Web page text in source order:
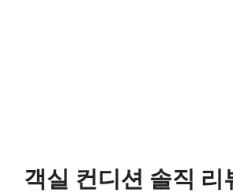
객실 컨디션 솔직 리